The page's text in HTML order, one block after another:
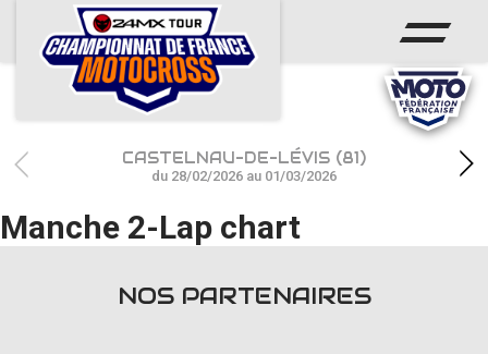
ACCUEIL
ACTUS
CALENDRIER
RÉSULTATS
PHOTOS / WEB TV
CASTELNAU-DE-LÉVIS (81)
du 28/02/2026 au 01/03/2026
Manche 2-Lap chart
NOS PARTENAIRES